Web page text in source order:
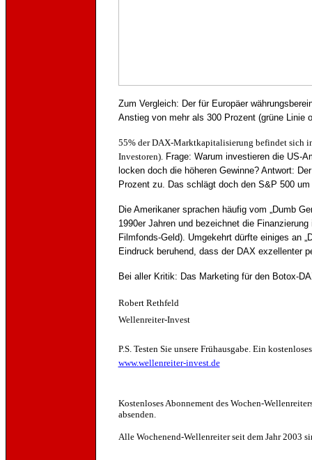
Zum Vergleich: Der für Europäer
Anstieg von mehr als 300 Prozent (grüne Linie
55% der DAX-Marktkapitalisierung befindet sich
Investoren).Frage: Warum investieren die US-
locken doch die höheren Gewinne? Antwort:
Prozent zu. Das schlägt doch den S&P 500
Die Amerikaner sprachen häufig vom „Dumb
1990er Jahren und bezeichnet die
Filmfonds-Geld). Umgekehrt dürfte einiges an
Eindruck beruhend, dass der DAX exzellenter
Bei aller Kritik: Das Marketing für den Botox-
Robert Rethfeld
Wellenreiter-Invest
P.S. Testen Sie unsere Frühausgabe. Ein
www.wellenreiter-invest.de
KostenlosesAbonnement des Wochen-
absenden.
Alle Wochenend-Wellenreiter seit dem Jahr 2003